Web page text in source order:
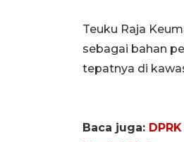
Teuku Raja
sebagai bahan
tepatnya di
Baca juga: